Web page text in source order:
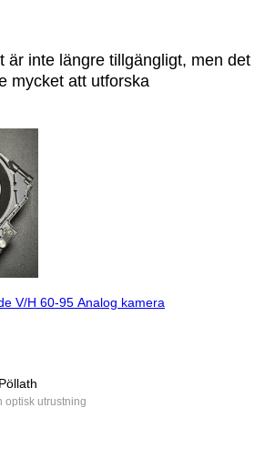
är inte längre tillgängligt, men det
mycket att utforska
V/H 60-95 Analog kamera
optisk utrustning